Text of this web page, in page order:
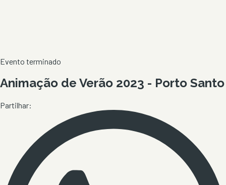
Evento terminado
Animação de Verão 2023 - Porto Santo
Partilhar: